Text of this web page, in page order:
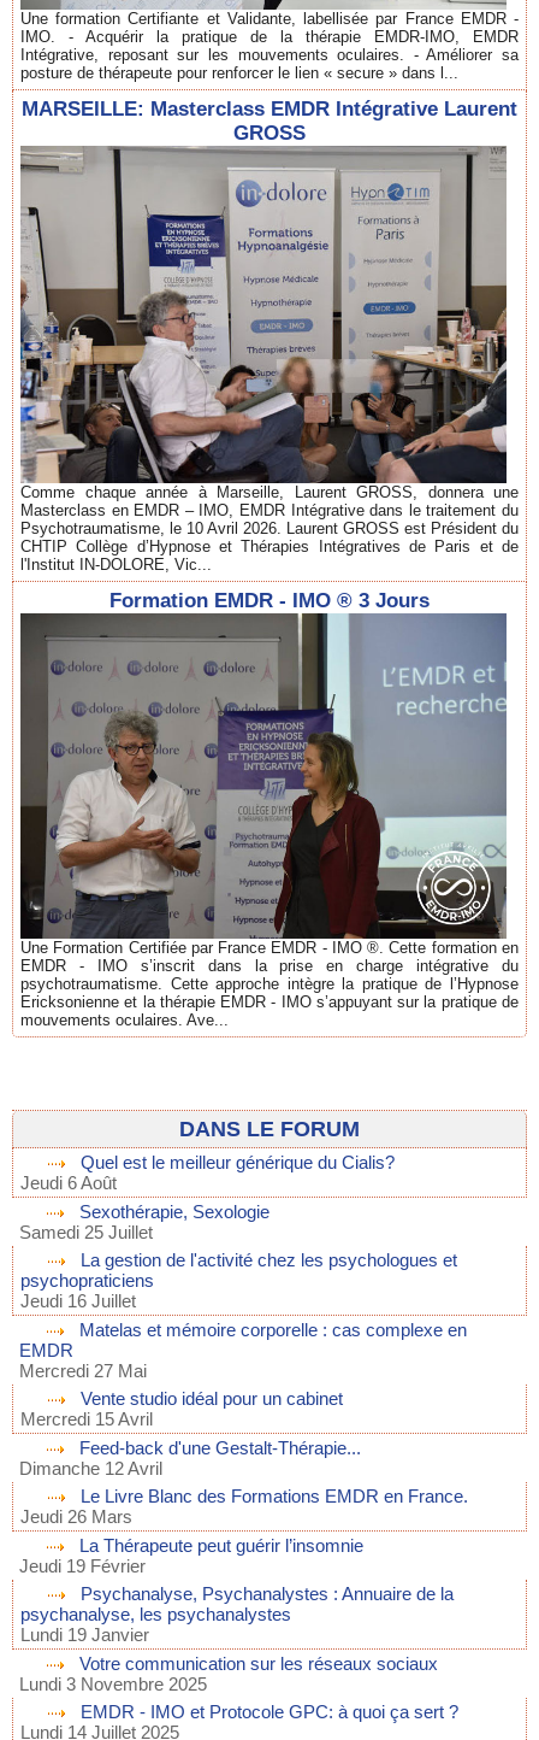
Une formation Certifiante et Validante, labellisée par France EMDR -
IMO. - Acquérir la pratique de la thérapie EMDR-IMO, EMDR
Intégrative, reposant sur les mouvements oculaires. - Améliorer sa
posture de thérapeute pour renforcer le lien « secure » dans l...
MARSEILLE: Masterclass EMDR Intégrative Laurent
GROSS
Comme chaque année à Marseille, Laurent GROSS, donnera une
Masterclass en EMDR – IMO, EMDR Intégrative dans le traitement du
Psychotraumatisme, le 10 Avril 2026. Laurent GROSS est Président du
CHTIP Collège d’Hypnose et Thérapies Intégratives de Paris et de
l'Institut IN-DOLORE, Vic...
Formation EMDR - IMO ® 3 Jours
Une Formation Certifiée par France EMDR - IMO ®. Cette formation en
EMDR - IMO s’inscrit dans la prise en charge intégrative du
psychotraumatisme. Cette approche intègre la pratique de l’Hypnose
Ericksonienne et la thérapie EMDR - IMO s’appuyant sur la pratique de
mouvements oculaires. Ave...
DANS LE FORUM
Quel est le meilleur générique du Cialis?
Jeudi 6 Août
Sexothérapie, Sexologie
Samedi 25 Juillet
La gestion de l'activité chez les psychologues et
psychopraticiens
Jeudi 16 Juillet
Matelas et mémoire corporelle : cas complexe en
EMDR
Mercredi 27 Mai
Vente studio idéal pour un cabinet
Mercredi 15 Avril
Feed-back d'une Gestalt-Thérapie...
Dimanche 12 Avril
Le Livre Blanc des Formations EMDR en France.
Jeudi 26 Mars
La Thérapeute peut guérir l’insomnie
Jeudi 19 Février
Psychanalyse, Psychanalystes : Annuaire de la
psychanalyse, les psychanalystes
Lundi 19 Janvier
Votre communication sur les réseaux sociaux
Lundi 3 Novembre 2025
EMDR - IMO et Protocole GPC: à quoi ça sert ?
Lundi 14 Juillet 2025